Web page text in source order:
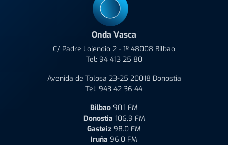
Onda Vasca
C/ Padre Lojendio 2 - 1º 48008 Bilbao
Tel: 94 413 25 80
Avenida de Tolosa 23-25 20018 Donostia
Tel: 943 42 36 44
Bilbao 90.1 FM
Donostia 106.9 FM
Gasteiz 98.0 FM
Iruña 96.0 FM